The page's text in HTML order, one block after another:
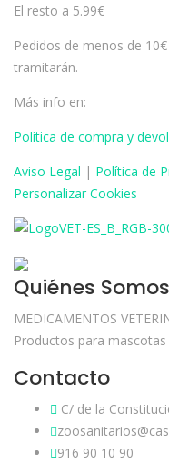
El resto a 5.99€
Pedidos de menos de
tramitarán.
Más info en:
Política de compra y
Aviso Legal | Política de
Personalizar Cookies
Quiénes Somos
MEDICAMENTOS
Productos para mascotas
Contacto
C/ de la
916 90 10 90